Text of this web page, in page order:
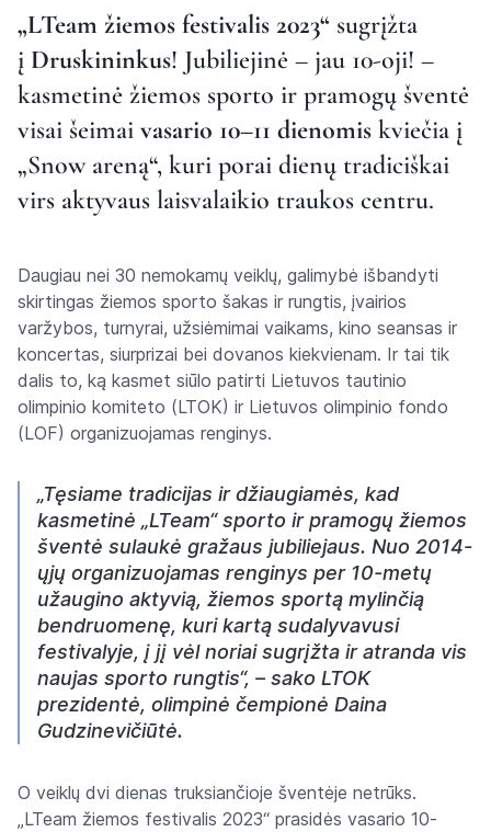
„LTeam žiemos festivalis 2023“ sugrįžta
į Druskininkus! Jubiliejinė – jau 10-oji! –
kasmetinė žiemos sporto ir pramogų šventė
visai šeimai vasario 10–11 dienomis kviečia į
„Snow areną“, kuri porai dienų tradiciškai
virs aktyvaus laisvalaikio traukos centru.
Daugiau nei 30 nemokamų veiklų, galimybė išbandyti
skirtingas žiemos sporto šakas ir rungtis, įvairios
varžybos, turnyrai, užsiėmimai vaikams, kino seansas ir
koncertas, siurprizai bei dovanos kiekvienam. Ir tai tik
dalis to, ką kasmet siūlo patirti Lietuvos tautinio
olimpinio komiteto (LTOK) ir Lietuvos olimpinio fondo
(LOF) organizuojamas renginys.
„Tęsiame tradicijas ir džiaugiamės, kad
kasmetinė „LTeam“ sporto ir pramogų žiemos
šventė sulaukė gražaus jubiliejaus. Nuo 2014-
ųjų organizuojamas renginys per 10-metų
užaugino aktyvią, žiemos sportą mylinčią
bendruomenę, kuri kartą sudalyvavusi
festivalyje, į jį vėl noriai sugrįžta ir atranda vis
naujas sporto rungtis“, – sako LTOK
prezidentė, olimpinė čempionė Daina
Gudzinevičiūtė.
O veiklų dvi dienas truksiančioje šventėje netrūks.
„LTeam žiemos festivalis 2023“ prasidės vasario 10-